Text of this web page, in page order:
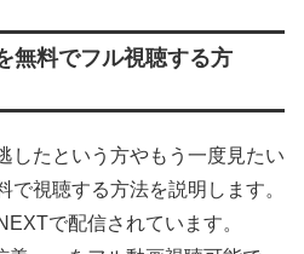
無料でフル視聴する方
したという方やもう一度見たい
で視聴する方法を説明します。
で配信されています。